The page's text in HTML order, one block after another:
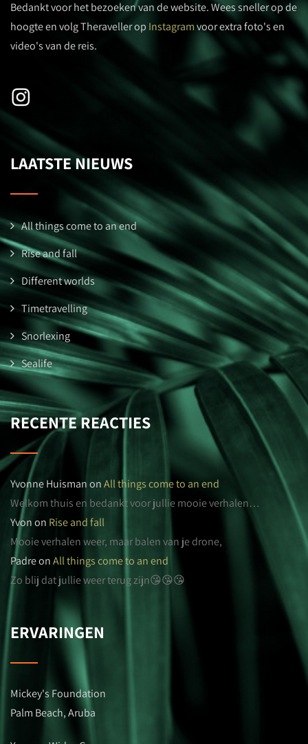
Bedankt voor het bezoeken van de website. Wees sneller op de
hoogte en volg Theraveller op Instagramvoor extra foto's en
video's van de reis.
LAATSTE NIEUWS
All things come to an end
Rise and fall
Different worlds
Timetravelling
Snorlexing
Sealife
RECENTE REACTIES
Yvonne HuismanonAll things come to an end
Welkom thuis en bedankt voor jullie mooie verhalen…
Yvonon Rise and fall
Mooie verhalen weer, maar balen van je drone,
PadreonAll things come to an end
Zo blij dat jullie weer terug zijn😘😘😘
ERVARINGEN
Mickey's Foundation
Palm Beach, Aruba